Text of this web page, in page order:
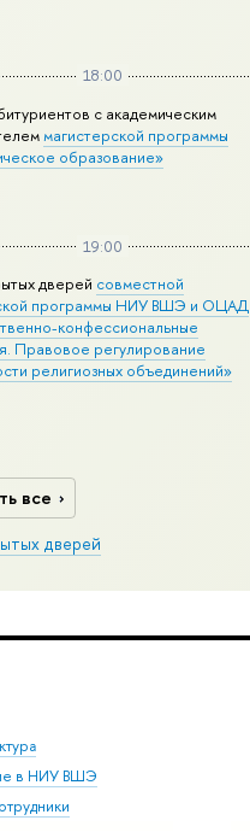
18:00
с академическим
магистерской программы
образование»
19:00
дверей совместной
программы НИУ ВШЭ и ОЦАД
конфессиональные
Правовое регулирование
религиозных объединений»
все
дверей
в НИУ ВШЭ